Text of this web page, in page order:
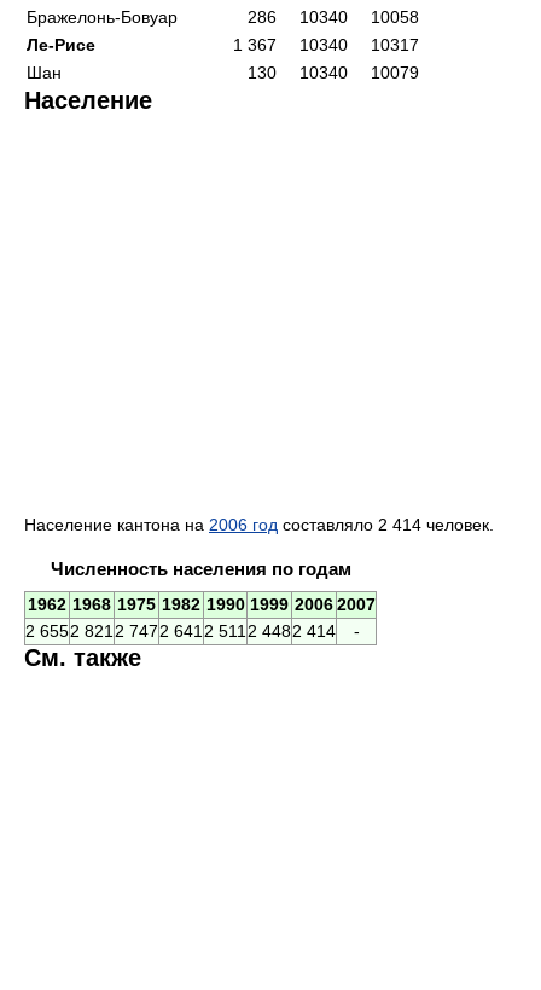
Бражелонь-Бовуар
286 10340
10058
Ле-Рисе
1 367 10340
10317
Шан
130 10340 10079
Население
Население кантона на 2006 год составляло 2 414 человек.
Численность населения по годам
1962 1968 1975 1982 1990 1999 20062007
2 6552 821 2 7472 641 2 511 2 4482 414 -
См. также